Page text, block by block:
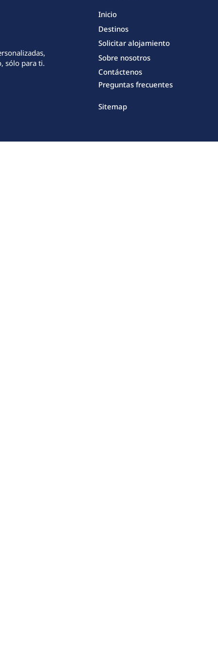
sólo para ti.
Inicio
Destinos
Solicitar alojamiento
Sobre nosotros
Contáctenos
Preguntas frecuentes
Sitemap